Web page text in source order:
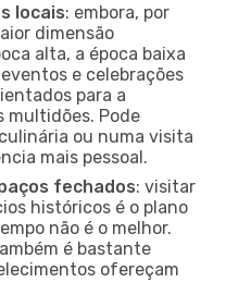
locais: embora, por
dimensão
alta, a época baixa
e celebrações
para a
multidões. Pode
ou numa visita
mais pessoal.
fechados: visitar
históricos é o plano
não é o melhor.
é bastante
ofereçam